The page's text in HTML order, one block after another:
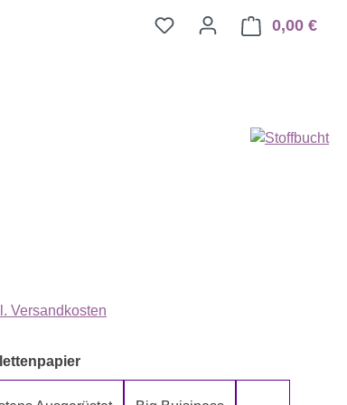
0,00 €
Versandkosten
auswählen